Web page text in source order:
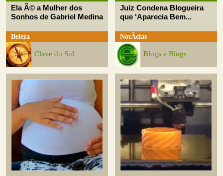
Ela Ã© a Mulher dos
Sonhos de Gabriel Medina
Beleza
Clave do Sul
Juiz Condena Blogueira
que 'Aparecia Bem...
NotÃ­cias
Blogs e Blogs